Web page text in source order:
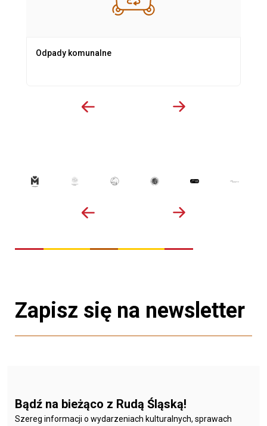
Odpady komunalne
Zapisz się na newsletter
Bądź na bieżąco z Rudą Śląską!
Szereg informacji o wydarzeniach kulturalnych, sprawach